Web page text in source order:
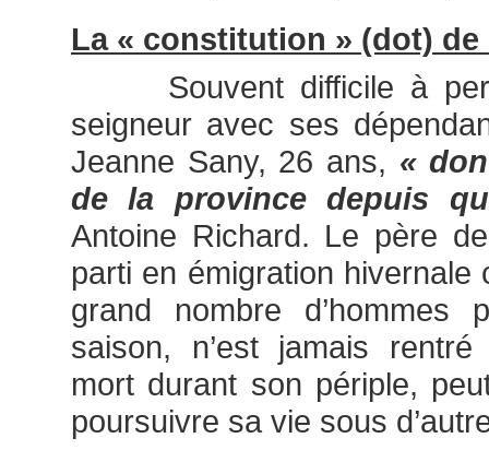
La « constitution » (dot) de
Souvent difficile à
seigneur avec ses
Jeanne Sany, 26 ans, «
de la province depuis
Antoine Richard. Le père
parti en émigration hivernale
grand nombre d’hommes
saison, n’est jamais
mort durant son périple,
poursuivre sa vie sous